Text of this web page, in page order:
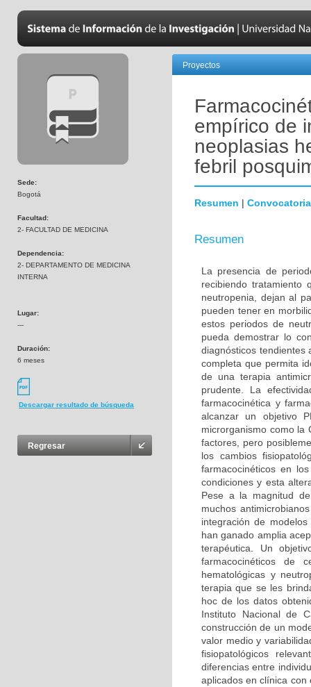
Sede:
Bogotá
Facultad:
2- FACULTAD DE MEDICINA
Dependencia:
2- DEPARTAMENTO DE MEDICINA
INTERNA
Lugar:
---
Duración:
6 meses
Descargar resultado de búsqueda
Regresar
Proyectos
empírico de
neoplasias
febril
Resumen | Convocatoria
Resumen
La presencia de
recibiendo tratamiento
neutropenia, dejan al
pueden tener en
estos periodos de
pueda demostrar lo
diagnósticos tendientes
completa que permita
de una terapia
prudente. La
farmacocinética y
alcanzar un objetivo
microrganismo como la
factores, pero
los cambios
farmacocinéticos en
condiciones y esta
Pese a la magnitud
muchos
integración de
han ganado amplia
terapéutica. Un
farmacocinéticos de
hematológicas y
terapia que se les
hoc de los datos
Instituto Nacional de
construcción de un
valor medio y
fisiopatológicos
diferencias entre
aplicados en clínica con